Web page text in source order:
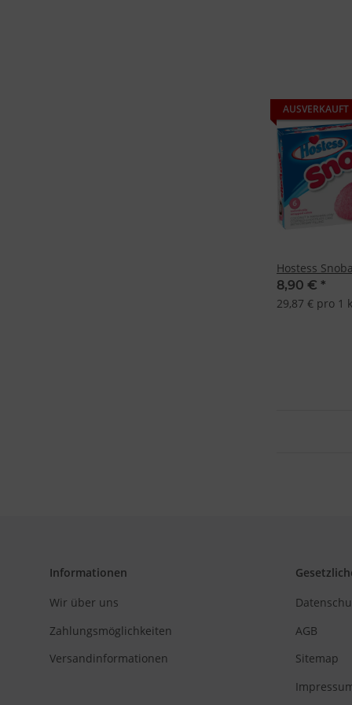
AUSVERKAUFT
Hostess
8,90 € *
29,87 € pro 1
Informationen
Wir über uns
Zahlungsmöglichkeiten
Versandinformationen
AGB
Sitemap